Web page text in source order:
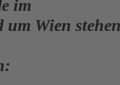
im
um Wien